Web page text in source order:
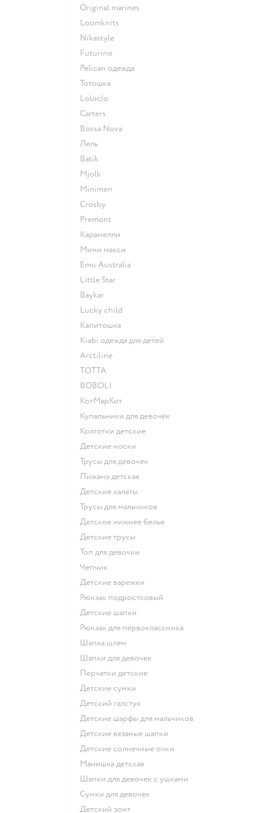
Original marines
Loomknits
Nikastyle
Futurino
Pelican одежда
Тотошка
Loloclo
Сarters
Bossa Nova
Лель
Batik
Mjolk
Minimen
Crosby
Premont
Карамелли
Мини макси
Emu Australia
Little Star
Baykar
Lucky child
Капитошка
Kiabi одежда для детей
Arctiline
ТОТТА
BOBOLI
КотМарКот
Купальники для девочек
Колготки детские
Детские носки
Трусы для девочек
Пижама детская
Детские халаты
Трусы для мальчиков
Детское нижнее белье
Детские трусы
Топ для девочки
Чепчик
Детские варежки
Рюкзак подростковый
Детские шапки
Рюкзак для первоклассника
Шапка шлем
Шапки для девочек
Перчатки детские
Детские сумки
Детский галстук
Детские шарфы для мальчиков
Детские вязаные шапки
Детские солнечные очки
Манишка детская
Шапки для девочек с ушками
Сумки для девочек
Детский зонт